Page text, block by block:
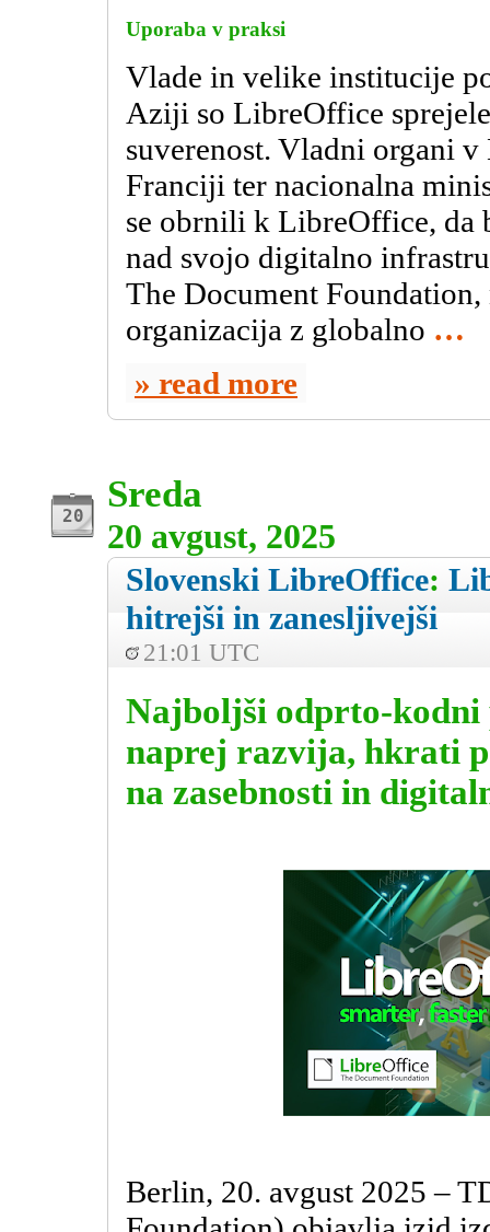
Uporaba v praksi
Vlade in velike institucije
Aziji so LibreOffice
suverenost. Vladni organi
Franciji ter nacionalna
se obrnili k LibreOffice, da
nad svojo digitalno
The Document
organizacija z globalno …
read more
Sreda
20 avgust, 2025
Slovenski LibreOffice:
hitrejši in zanesljivejši
21:01 UTC
Najboljši odprto-kodni
naprej razvija, hkrati
na zasebnosti in
Berlin, 20. avgust 2025 –